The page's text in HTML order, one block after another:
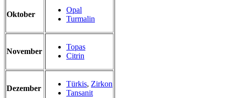
Oktober
Opal
Turmalin
November
Topas
Citrin
Dezember
Türkis, Zirkon
Tansanit